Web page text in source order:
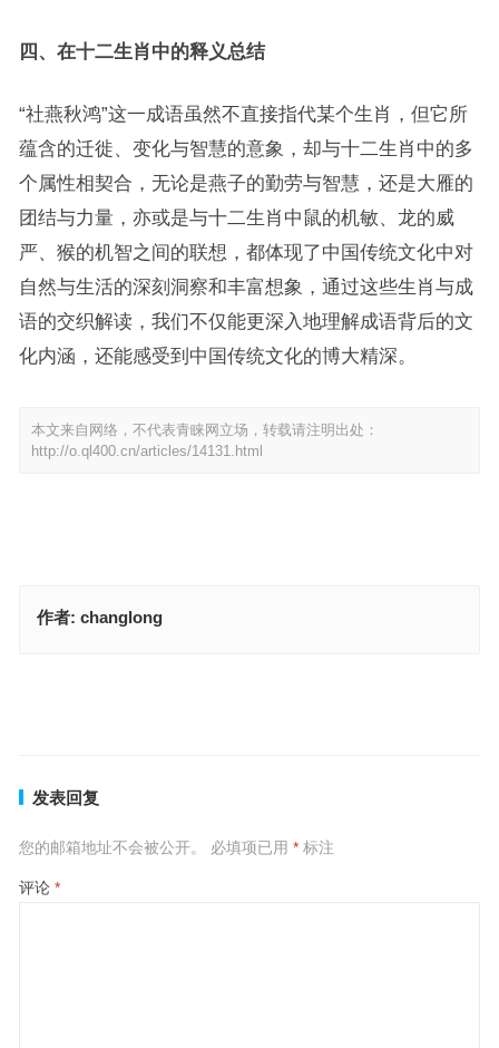
四、在十二生肖中的释义总结
“社燕秋鸿”这一成语虽然不直接指代某个生肖，但它所
蕴含的迁徙、变化与智慧的意象，却与十二生肖中的多
个属性相契合，无论是燕子的勤劳与智慧，还是大雁的
团结与力量，亦或是与十二生肖中鼠的机敏、龙的威
严、猴的机智之间的联想，都体现了中国传统文化中对
自然与生活的深刻洞察和丰富想象，通过这些生肖与成
语的交织解读，我们不仅能更深入地理解成语背后的文
化内涵，还能感受到中国传统文化的博大精深。
本文来自网络，不代表青睐网立场，转载请注明出处：
http://o.ql400.cn/articles/14131.html
作者: changlong
发表回复
您的邮箱地址不会被公开。 必填项已用 *标注
评论 *